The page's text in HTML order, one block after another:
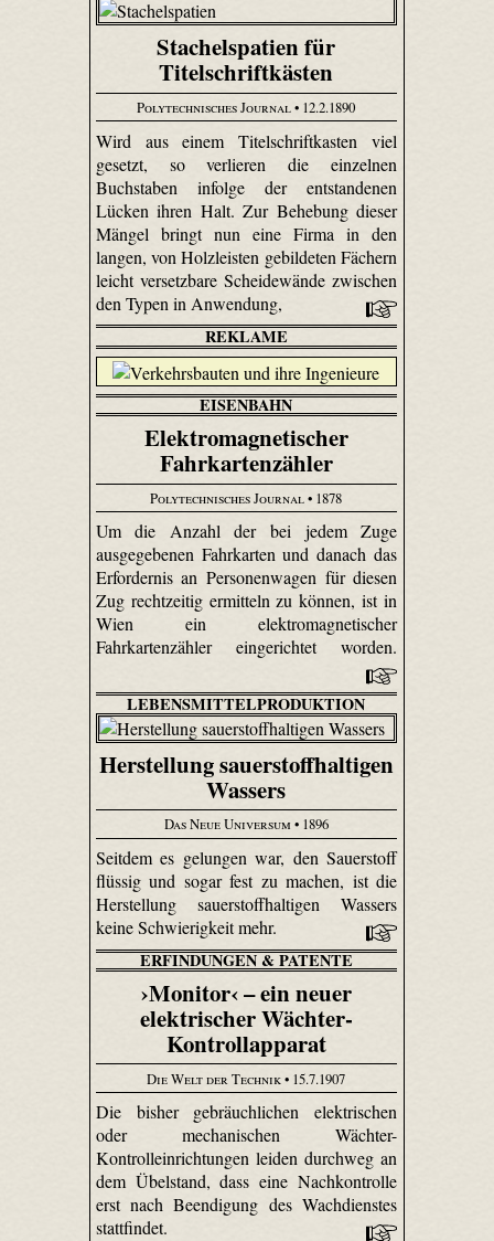
Stachelspatien für
Titelschriftkästen
Polytechnisches Journal• 12.2.1890
Wird aus einem Titelschriftkasten viel
gesetzt, so verlieren die einzelnen
Buchstaben infolge der entstandenen
Lücken ihren Halt. Zur Behebung dieser
Mängel bringt nun eine Firma in den
langen, von Holzleisten gebildeten Fächern
leicht versetzbare Scheidewände zwischen
den Typen in Anwendung,
REKLAME
EISENBAHN
Elektromagnetischer
Fahrkartenzähler
Polytechnisches Journal• 1878
Um die Anzahl der bei jedem Zuge
ausgegebenen Fahrkarten und danach das
Erfordernis an Personenwagen für diesen
Zug rechtzeitig ermitteln zu können, ist in
Wien ein elektromagnetischer
Fahrkartenzähler eingerichtet worden.
LEBENSMITTELPRODUKTION
Herstellung sauerstoffhaltigen
Wassers
Das Neue Universum• 1896
Seitdem es gelungen war, den Sauerstoff
flüssig und sogar fest zu machen, ist die
Herstellung sauerstoffhaltigen Wassers
keine Schwierigkeit mehr.
ERFINDUNGEN & PATENTE
›Monitor‹ – ein neuer
elektrischer Wächter-
Kontrollapparat
Die Welt der Technik• 15.7.1907
Die bisher gebräuchlichen elektrischen
oder mechanischen Wächter-
Kontrolleinrichtungen leiden durchweg an
dem Übelstand, dass eine Nachkontrolle
erst nach Beendigung des Wachdienstes
stattfindet.